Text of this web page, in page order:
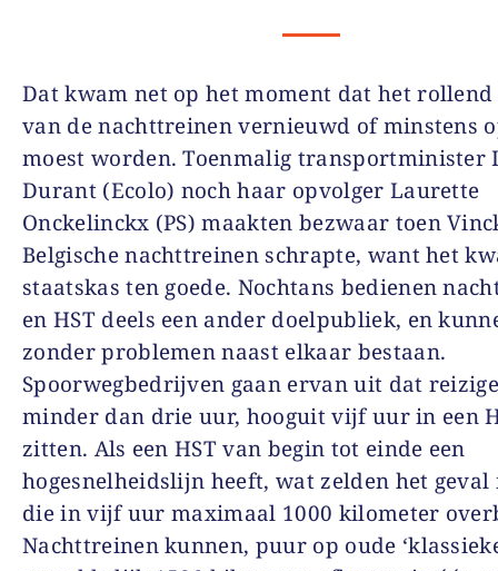
Dat kwam net op het moment dat het
van de nachttreinen vernieuwd of minstens
moest worden. Toenmalig transportminister
Durant (Ecolo) noch haar opvolger Laurette
Onckelinckx (PS) maakten bezwaar toen
Belgische nachttreinen schrapte, want het
staatskas ten goede. Nochtans bedienen
en HST deels een ander doelpubliek, en
zonder problemen naast elkaar bestaan.
Spoorwegbedrijven gaan ervan uit dat
minder dan drie uur, hooguit vijf uur in een
zitten. Als een HST van begin tot einde een
hogesnelheidslijn heeft, wat zelden het geval
die in vijf uur maximaal 1000 kilometer
Nachttreinen kunnen, puur op oude